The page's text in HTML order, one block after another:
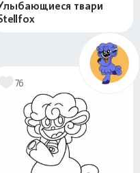
твари
76